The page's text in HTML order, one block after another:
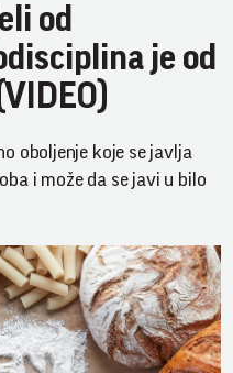
od
je od
oboljenje koje se javlja
i može da se javi u bilo